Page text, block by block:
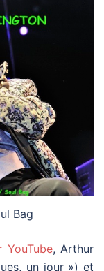
Bag
YouTube, Arthur
un jour ») et